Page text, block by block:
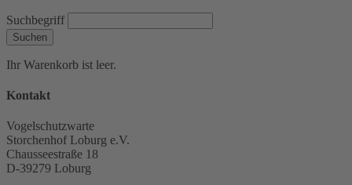
Suchbegriff
Suchen
Ihr Warenkorb ist leer.
Kontakt
Vogelschutzwarte
Storchenhof Loburg e.V.
Chausseestraße 18
D-39279 Loburg